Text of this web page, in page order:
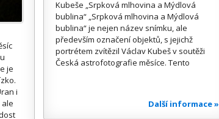
je
i
ale
Kubeše „Srpková mlhovina a Mýdlová
bublina“ „Srpková mlhovina a Mýdlová
bublina“ je nejen název snímku, ale
především označení objektů, s jejichž
portrétem zvítězil Václav Kubeš v soutěži
Česká astrofotografie měsíce. Tento
Další informace »